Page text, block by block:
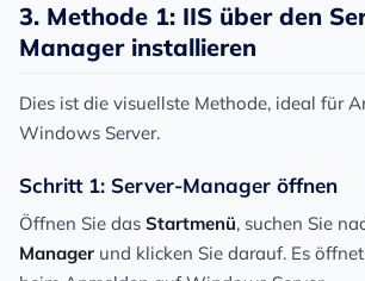
3. Methode 1: IIS über den
Manager installieren
Dies ist die visuellste Methode, ideal für
Windows Server.
Schritt 1: Server-Manager öffnen
Öffnen Sie das Startmenü, suchen Sie
Manager und klicken Sie darauf. Es